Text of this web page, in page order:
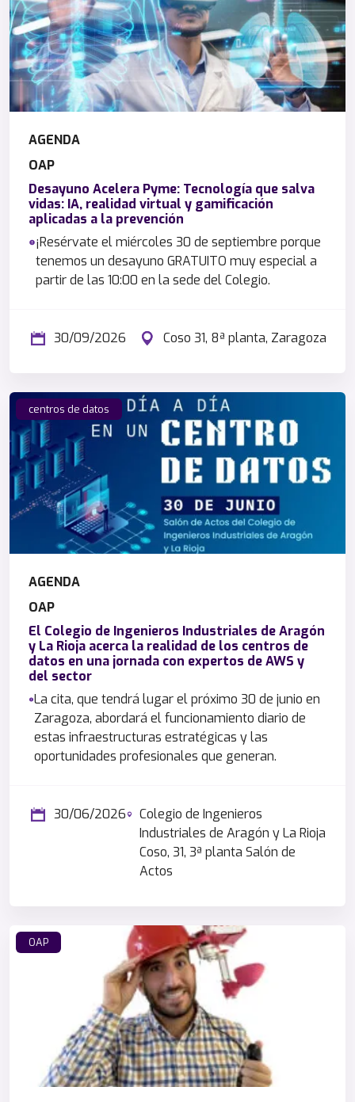
AGENDA
OAP
Desayuno Acelera Pyme: Tecnología que salva
vidas: IA, realidad virtual y gamificación
aplicadas a la prevención
¡Resérvate el miércoles 30 de septiembre porque
tenemos un desayuno GRATUITO muy especial a
partir de las 10:00 en la sede del Colegio.
30/09/2026 Coso 31, 8ª planta, Zaragoza
centros de datos
AGENDA
OAP
El Colegio de Ingenieros Industriales de Aragón
y La Rioja acerca la realidad de los centros de
datos en una jornada con expertos de AWS y
del sector
La cita, que tendrá lugar el próximo 30 de junio en
Zaragoza, abordará el funcionamiento diario de
estas infraestructuras estratégicas y las
oportunidades profesionales que generan.
30/06/2026
Colegio de Ingenieros
Industriales de Aragón y La Rioja
Coso, 31, 3ª planta Salón de
Actos
OAP